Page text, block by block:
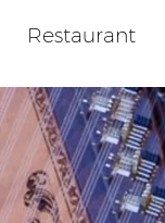
Restaurant